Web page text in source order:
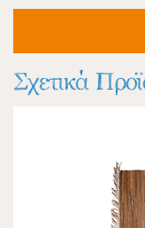
Σχετικά